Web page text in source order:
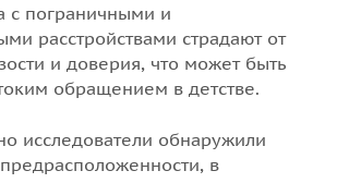
с пограничными и
расстройствами страдают от
и доверия, что может быть
обращением в детстве.
исследователи обнаружили
в